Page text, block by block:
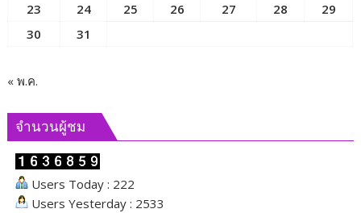
เคลื่อน
23
24 25 26 27 28
29
30
31
« พ.ค.
จำนวนผู้ชม
Users Today : 222
Users Yesterday : 2533